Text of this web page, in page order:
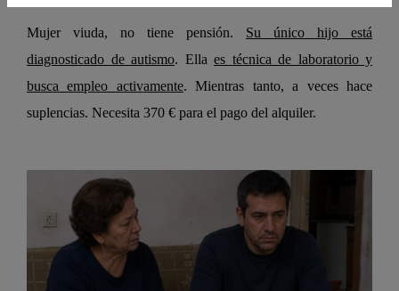
Mujer viuda, no tiene pensión. Su único hijo está
diagnosticado de autismo. Ella es técnica de laboratorio y
busca empleo activamente. Mientras tanto, a veces hace
suplencias. Necesita 370 € para el pago del alquiler.